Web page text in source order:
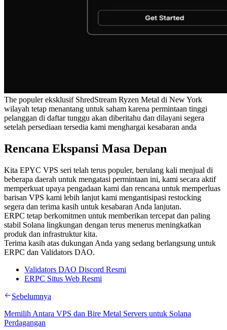
The populer eksklusif ShredStream Ryzen Metal di New York
wilayah tetap menantang untuk saham karena permintaan tinggi
pelanggan di daftar tunggu akan diberitahu dan dilayani segera
setelah persediaan tersedia kami menghargai kesabaran anda
Rencana Ekspansi Masa Depan
Kita EPYC VPS seri telah terus populer, berulang kali menjual di
beberapa daerah untuk mengatasi permintaan ini, kami secara aktif
memperkuat upaya pengadaan kami dan rencana untuk memperluas
barisan VPS kami lebih lanjut kami mengantisipasi restocking
segera dan terima kasih untuk kesabaran Anda lanjutan.
ERPC tetap berkomitmen untuk memberikan tercepat dan paling
stabil Solana lingkungan dengan terus menerus meningkatkan
produk dan infrastruktur kita.
Terima kasih atas dukungan Anda yang sedang berlangsung untuk
ERPC dan Validators DAO.
Validators DAO Discord Resmi
ERPC Situs Web Resmi
Sebelumnya
Memilih Antara VPS dan Bire Metal Servers untuk Solana
Perdagangan